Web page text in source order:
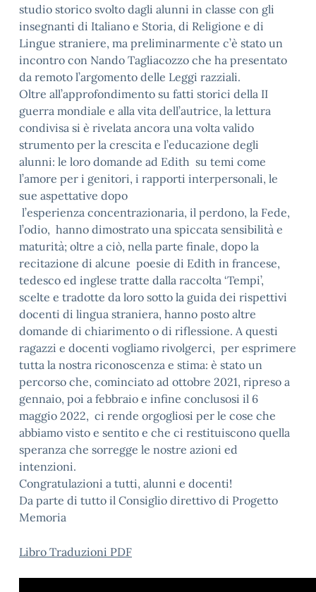
studio storico svolto dagli alunni in classe con gli
insegnanti di Italiano e Storia, di Religione e di
Lingue straniere, ma preliminarmente c’è stato un
incontro con Nando Tagliacozzo che ha presentato
da remoto l’argomento delle Leggi razziali.
Oltre all’approfondimento su fatti storici della II
guerra mondiale e alla vita dell’autrice, la lettura
condivisa si è rivelata ancora una volta valido
strumento per la crescita e l’educazione degli
alunni: le loro domande ad Edith su temi come
l’amore per i genitori, i rapporti interpersonali, le
sue aspettative dopo
l’esperienza concentrazionaria, il perdono, la Fede,
l’odio, hanno dimostrato una spiccata sensibilità e
maturità; oltre a ciò, nella parte finale, dopo la
recitazione di alcune poesie di Edith in francese,
tedesco ed inglese tratte dalla raccolta ‘Tempi’,
scelte e tradotte da loro sotto la guida dei rispettivi
docenti di lingua straniera, hanno posto altre
domande di chiarimento o di riflessione. A questi
ragazzi e docenti vogliamo rivolgerci, per esprimere
tutta la nostra riconoscenza e stima: è stato un
percorso che, cominciato ad ottobre 2021, ripreso a
gennaio, poi a febbraio e infine conclusosi il 6
maggio 2022, ci rende orgogliosi per le cose che
abbiamo visto e sentito e che ci restituiscono quella
speranza che sorregge le nostre azioni ed
intenzioni.
Congratulazioni a tutti, alunni e docenti!
Da parte di tutto il Consiglio direttivo di Progetto
Memoria
Libro Traduzioni PDF